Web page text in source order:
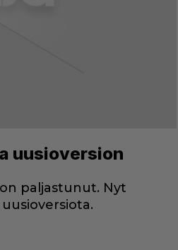
uusioversion
paljastunut. Nyt